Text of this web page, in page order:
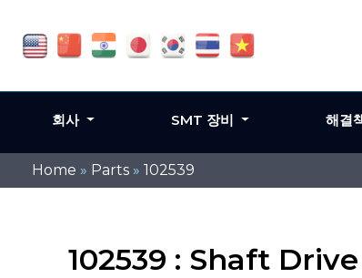
Home » Parts » 102539
102539 : Shaft
회사 SMT 장비 해결